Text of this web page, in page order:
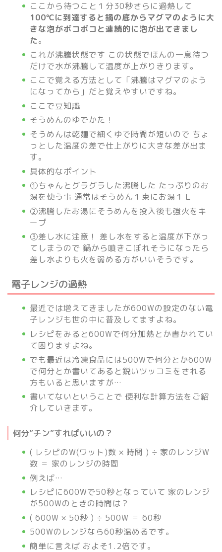
ここから待つこと１分30秒さらに過熱して
100℃に到達すると鍋の底からマグマのように大
きな泡がボコボコと連続的に泡が出てきまし
た。
これが沸騰状態です この状態でほんの一息待つ
だけで水が沸騰して温度が上がりきります。
ここで覚える方法として「沸騰はマグマのよう
になってから」だと覚えやすいですね。
ここで豆知識
そうめんのゆでかた！
そうめんは乾麺で細くゆで時間が短いので ちょ
っとした温度の差で仕上がりに大きな差が出ま
す。
具体的なポイント
①ちゃんとグラグラした沸騰した たっぷりのお
湯を使う事 通常はそうめん１束にお湯１Ｌ
②沸騰したお湯にそうめんを投入後も強火をキ
ープ
③差し水に注意！ 差し水をすると温度が下がっ
てしまうので 鍋から噴きこぼれそうになったら
差し水よりも火を弱める方がいいそうです。
電子レンジの過熱
最近では増えてきましたが600Wの設定のない電
子レンジも世の中に普及してますよね。
レシピをみると600Wで何分加熱とか書かれてい
て困りますよね。
でも最近は冷凍食品には500Wで何分とか600W
で何分とか書いてあると鋭いツッコミをされる
方もいると思いますが…
書いてないということで 便利な計算方法をご紹
介していきます。
何分”チン”すればいいの？
( レシピのW(ワット)数 × 時間 ) ÷ 家のレンジW
数 ＝ 家のレンジの時間
例えば…
レシピに600Wで50秒となっていて 家のレンジ
が500Wのときの時間は？
( 600W × 50秒 ) ÷ 500W ＝ 60秒
500Wのレンジなら60秒温めるです。
簡単に言えば およそ1.2倍です。